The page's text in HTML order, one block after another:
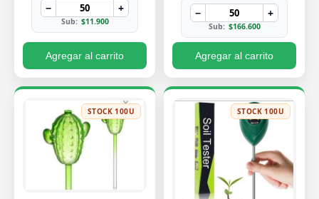
− +
Sub: $11.900
Agregar al carrito
− +
Sub: $166.600
Agregar al carrito
STOCK 100U STOCK 100U